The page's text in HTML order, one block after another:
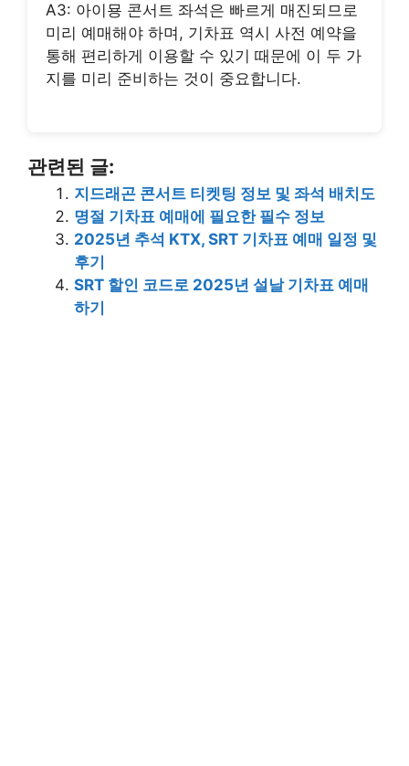
A3: 아이묭 콘서트 좌석은 빠르게 매진되므로
미리 예매해야 하며, 기차표 역시 사전 예약을
통해 편리하게 이용할 수 있기 때문에 이 두 가
지를 미리 준비하는 것이 중요합니다.
관련된 글:
지드래곤 콘서트 티켓팅 정보 및 좌석 배치도
명절 기차표 예매에 필요한 필수 정보
2025년 추석 KTX, SRT 기차표 예매 일정 및
후기
SRT 할인 코드로 2025년 설날 기차표 예매
하기